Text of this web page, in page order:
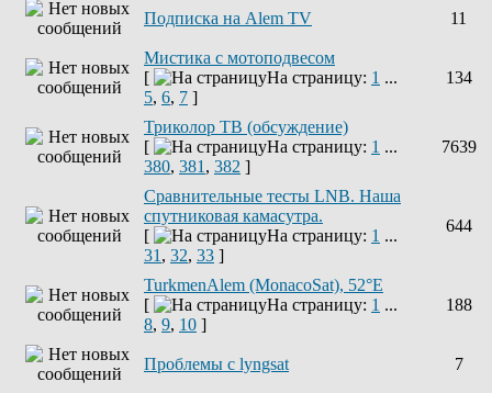
Подписка на Alem TV 11
Мистика с мотоподвесом
[
На страницу: 1 ...
5, 6, 7 ]
134
Триколор ТВ (обсуждение)
[
На страницу: 1 ...
380, 381 , 382 ]
7639
Сравнительные тесты LNB. Наша
спутниковая камасутра.
[
На страницу: 1 ...
31 , 32, 33 ]
644
TurkmenAlem (MonacoSat), 52°E
[
На страницу: 1 ...
8, 9, 10 ]
188
Проблемы с lyngsat 7